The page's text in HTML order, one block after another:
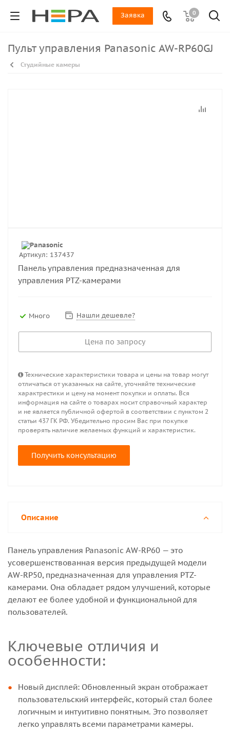
0
Заявка
Пульт управления Panasonic AW-RP60GJ
Студийные камеры
Артикул: 137437
Панель управления предназначенная для
управления PTZ-камерами
Много Нашли дешевле?
Цена по запросу
Технические характеристики товара и цены на товар могут
отличаться от указанных на сайте, уточняйте технические
характрестики и цену на момент покупки и оплаты. Вся
информация на сайте о товарах носит справочный характер
и не является публичной офертой в соответствии с пунктом 2
статьи 437 ГК РФ. Убедительно просим Вас при покупке
проверять наличие желаемых функций и характеристик.
Получить консультацию
Описание
Панель управления Panasonic AW-RP60 — это
усовершенствованная версия предыдущей модели
AW-RP50, предназначенная для управления PTZ-
камерами. Она обладает рядом улучшений, которые
делают ее более удобной и функциональной для
пользователей.
Ключевые отличия и
особенности:
Новый дисплей: Обновленный экран отображает
пользовательский интерфейс, который стал более
логичным и интуитивно понятным. Это позволяет
легко управлять всеми параметрами камеры.